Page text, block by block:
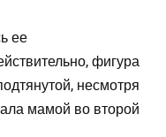
ее
фигура
несмотря
мамой во второй